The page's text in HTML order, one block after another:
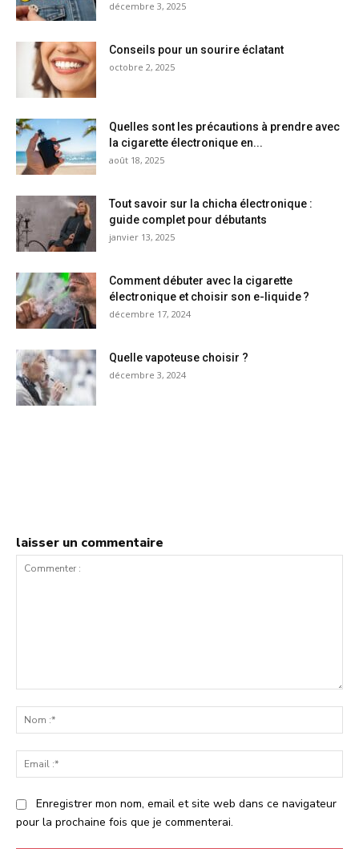
décembre 3, 2025
Conseils pour un sourire éclatant
octobre 2, 2025
Quelles sont les précautions à prendre avec
la cigarette électronique en...
août 18, 2025
Tout savoir sur la chicha électronique :
guide complet pour débutants
janvier 13, 2025
Comment débuter avec la cigarette
électronique et choisir son e-liquide ?
décembre 17, 2024
Quelle vapoteuse choisir ?
décembre 3, 2024
laisser un commentaire
:*
:*
Enregistrer mon nom, email et site web dans ce navigateur
pour la prochaine fois que je commenterai.